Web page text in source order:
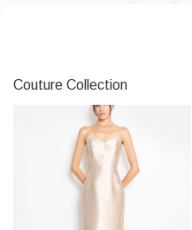
Couture Collection